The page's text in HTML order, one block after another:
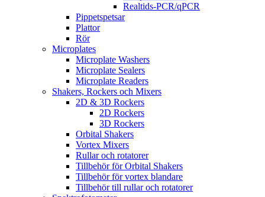
Realtids-PCR/qPCR
Pippetspetsar
Plattor
Rör
Microplates
Microplate Washers
Microplate Sealers
Microplate Readers
Shakers, Rockers och Mixers
2D & 3D Rockers
2D Rockers
3D Rockers
Orbital Shakers
Vortex Mixers
Rullar och rotatorer
Tillbehör för Orbital Shakers
Tillbehör för vortex blandare
Tillbehör till rullar och rotatorer